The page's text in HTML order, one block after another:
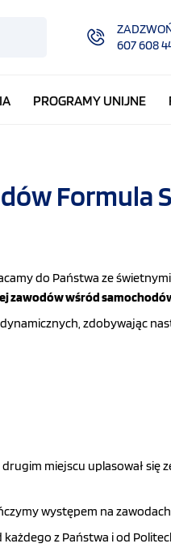
607 608
PROGRAMY UNIJNE
Formula
do Państwa ze
zawodów wśród
zdobywając
miejscu uplasował się
występem na
z Państwa i od